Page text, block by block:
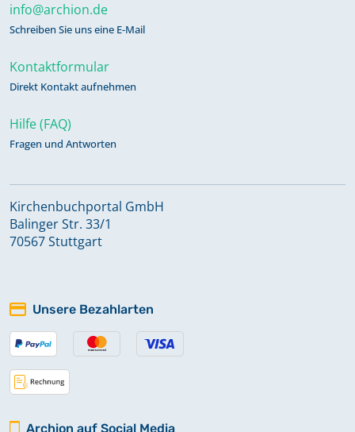
info@archion.de
Schreiben Sie uns eine E-Mail
Kontaktformular
Direkt Kontakt aufnehmen
Hilfe (FAQ)
Fragen und Antworten
Kirchenbuchportal GmbH
Balinger Str. 33/1
70567 Stuttgart
Unsere Bezahlarten
Archion auf Social Media